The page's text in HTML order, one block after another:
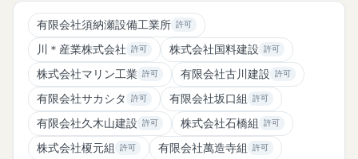
有限会社須納瀬設備工業所 許可
川＊産業株式会社 許可 株式会社国料建設 許可
株式会社マリン工業 許可 有限会社古川建設 許可
有限会社サカシタ 許可 有限会社坂口組 許可
有限会社久木山建設 許可 株式会社石橋組 許可
株式会社榎元組 許可 有限会社萬造寺組 許可